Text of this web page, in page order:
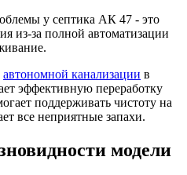
у септика АК 47 - это
из-за полной автоматизации
автономной канализации в
эффективную переработку
поддерживать чистоту на
все неприятные запахи.
модели